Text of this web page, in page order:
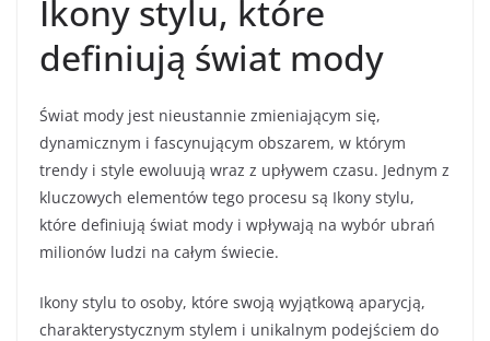
Ikony stylu, które
definiują świat mody
Świat mody jest nieustannie zmieniającym się,
dynamicznym i fascynującym obszarem, w którym
trendy i style ewoluują wraz z upływem czasu. Jednym z
kluczowych elementów tego procesu są Ikony stylu,
które definiują świat mody i wpływają na wybór ubrań
milionów ludzi na całym świecie.
Ikony stylu to osoby, które swoją wyjątkową aparycją,
charakterystycznym stylem i unikalnym podejściem do